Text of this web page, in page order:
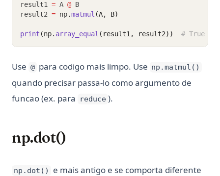
result1 = A @ B
result2 = np.matmul (A, B)
print (np. array_equal (result1, result2)) # True
Use @ para codigo mais limpo. Use np.matmul()
quando precisar passa-lo como argumento de
funcao (ex. para
reduce ).
np.dot()
np.dot()
e mais antigo e se comporta diferente